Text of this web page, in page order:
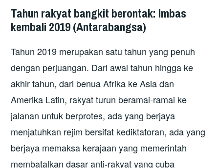
Tahun rakyat bangkit berontak: Imbas
kembali 2019 (Antarabangsa)
Tahun 2019 merupakan satu tahun yang penuh
dengan perjuangan. Dari awal tahun hingga ke
akhir tahun, dari benua Afrika ke Asia dan
Amerika Latin, rakyat turun beramai-ramai ke
jalanan untuk berprotes, ada yang berjaya
menjatuhkan rejim bersifat kediktatoran, ada yang
berjaya memaksa kerajaan yang memerintah
membatalkan dasar anti-rakyat yang cuba